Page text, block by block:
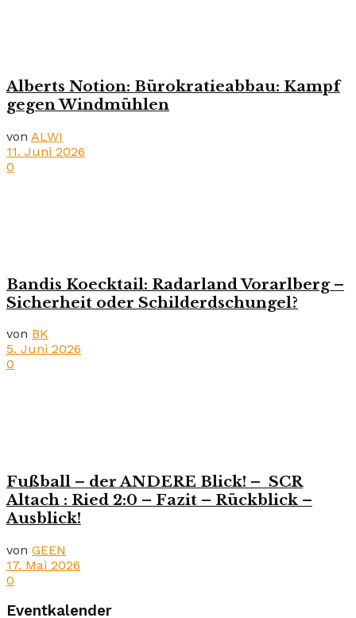
Alberts Notion: Bürokratieabbau: Kampf
gegen Windmühlen
von ALWI
11. Juni 2026
0
Bandis Koecktail: Radarland Vorarlberg –
Sicherheit oder Schilderdschungel?
von BK
5. Juni 2026
0
Fußball – der ANDERE Blick! – SCR
Altach : Ried 2:0 – Fazit – Rückblick –
Ausblick!
von GEEN
17. Mai 2026
0
Eventkalender